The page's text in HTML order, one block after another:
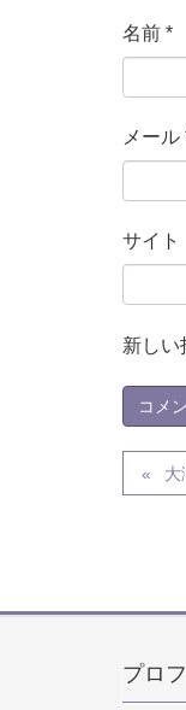
名前 *
メール
サイト
新しい
大
プロ